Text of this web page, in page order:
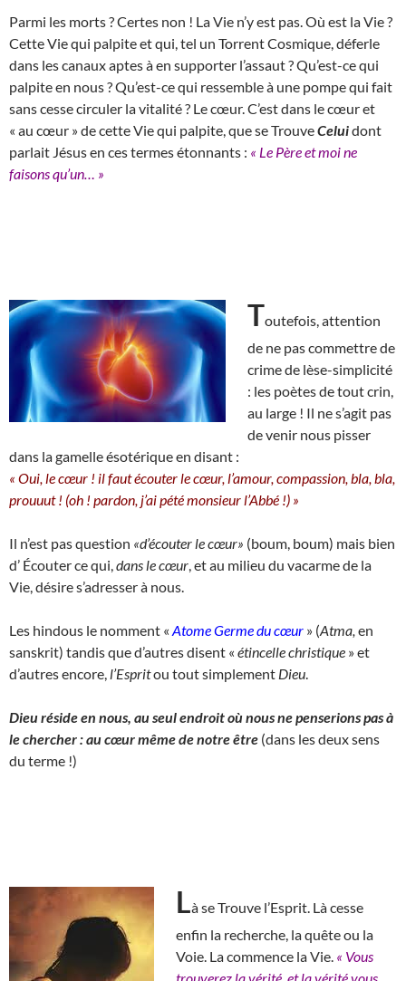
Parmi les morts ? Certes non ! La Vie n’y est pas. Où est la Vie ?
Cette Vie qui palpite et qui, tel un Torrent Cosmique, déferle
dans les canaux aptes à en supporter l’assaut ? Qu’est-ce qui
palpite en nous ? Qu’est-ce qui ressemble à une pompe qui fait
sans cesse circuler la vitalité ? Le cœur. C’est dans le cœur et
« au cœur » de cette Vie qui palpite, que se TrouveCeluidont
parlait Jésus en ces termes étonnants : « Le Père et moi ne
faisons qu’un… »
Toutefois, attention
de ne pas commettre de
crime de lèse-simplicité
: les poètes de tout crin,
au large ! Il ne s’agit pas
de venir nous pisser
dans la gamelle ésotérique en disant :
« Oui, le cœur ! il faut écouter le cœur, l’amour, compassion, bla, bla,
prouuut ! (oh ! pardon, j’ai pété monsieur l’Abbé !) »
Il n’est pas question «d’écouter le cœur» (boum, boum) mais bien
d’ Écouter ce qui, dans le cœur , et au milieu du vacarme de la
Vie, désire s’adresser à nous.
Les hindous le nomment « Atome Germe du cœur » (Atma, en
sanskrit) tandis que d’autres disent « étincelle christique » et
d’autres encore, l’Espritou tout simplement Dieu
Dieu réside en nous, au seul endroit où nous ne penserions pas à
le chercher : au cœur même de notre être (dans les deux sens
du terme !)
Là se Trouve l’Esprit. Là cesse
enfin la recherche, la quête ou la
Voie. La commence la Vie. « Vous
trouverez la vérité, et la vérité vous